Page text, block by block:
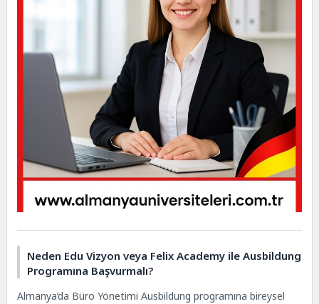
Neden Edu Vizyon veya Felix Academy ile Ausbildung
Programına Başvurmalı?
Almanya’da Büro Yönetimi Ausbildung programına bireysel